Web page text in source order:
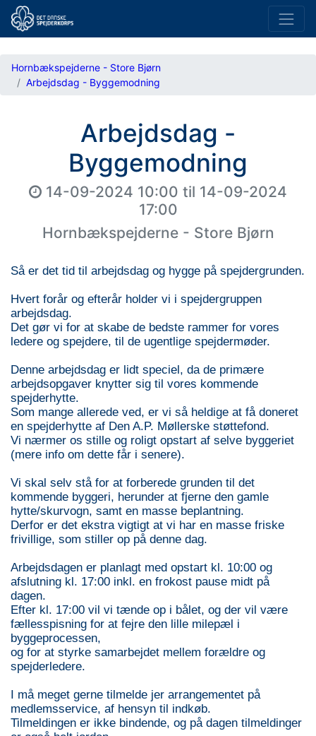
Hornbækspejderne - Store Bjørn
Arbejdsdag - Byggemodning
Arbejdsdag -
Byggemodning
14-09-2024 10:00 til 14-09-2024
17:00
Hornbækspejderne - Store Bjørn
Så er det tid til arbejdsdag og hygge på spejdergrunden.
Hvert forår og efterår holder vi i spejdergruppen
arbejdsdag.
Det gør vi for at skabe de bedste rammer for vores
ledere og spejdere, til de ugentlige spejdermøder.
Denne arbejdsdag er lidt speciel, da de primære
arbejdsopgaver knytter sig til vores kommende
spejderhytte.
Som mange allerede ved, er vi så heldige at få doneret
en spejderhytte af Den A.P. Møllerske støttefond.
Vi nærmer os stille og roligt opstart af selve byggeriet
(mere info om dette får i senere).
Vi skal selv stå for at forberede grunden til det
kommende byggeri, herunder at fjerne den gamle
hytte/skurvogn, samt en masse beplantning.
Derfor er det ekstra vigtigt at vi har en masse friske
frivillige, som stiller op på denne dag.
Arbejdsdagen er planlagt med opstart kl. 10:00 og
afslutning kl. 17:00 inkl. en frokost pause midt på
dagen.
Efter kl. 17:00 vil vi tænde op i bålet, og der vil være
fællesspisning for at fejre den lille milepæl i
byggeprocessen,
og for at styrke samarbejdet mellem forældre og
spejderledere.
I må meget gerne tilmelde jer arrangementet på
medlemsservice, af hensyn til indkøb.
Tilmeldingen er ikke bindende, og på dagen tilmeldinger